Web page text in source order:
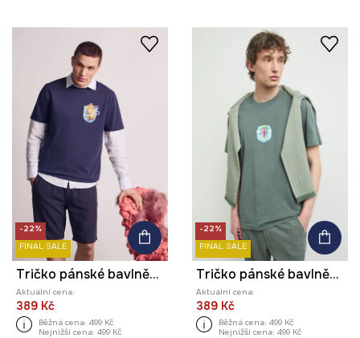
-22%
FINAL SALE
Tričko pánské bavlněné s elastanem s potiskem z kolekce Kit Mizeres x Medicine
Aktuální cena:
389 Kč
Běžná cena: 499 Kč
Nejnižší cena: 499 Kč
-22%
FINAL SALE
Tričko pánské bavlněné z kolekce Kit Mizeres x Medicine
Aktuální cena:
389 Kč
Běžná cena: 499 Kč
Nejnižší cena: 499 Kč